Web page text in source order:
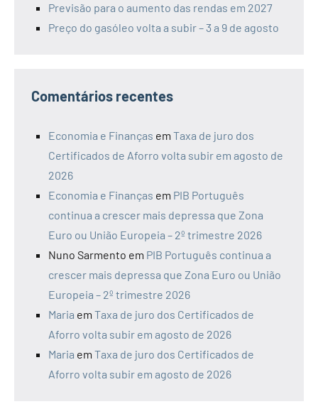
Previsão para o aumento das rendas em 2027
Preço do gasóleo volta a subir – 3 a 9 de agosto
Comentários recentes
Economia e Finanças em Taxa de juro dos
Certificados de Aforro volta subir em agosto de
2026
Economia e Finanças em PIB Português
continua a crescer mais depressa que Zona
Euro ou União Europeia – 2º trimestre 2026
Nuno Sarmento em PIB Português continua a
crescer mais depressa que Zona Euro ou União
Europeia – 2º trimestre 2026
Maria em Taxa de juro dos Certificados de
Aforro volta subir em agosto de 2026
Maria em Taxa de juro dos Certificados de
Aforro volta subir em agosto de 2026